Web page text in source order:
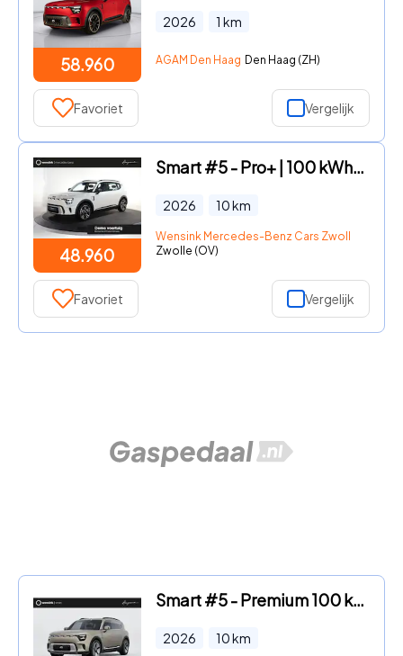
58.960
2026 1 km
AGAM Den Haag Den Haag (ZH)
Favoriet Vergelijk
48.960
Smart #5 - Pro+ | 100 kWh | Smart Pilot | Elektrische stoelen incl. Mem
2026 10km
Wensink Mercedes-Benz Cars Zwolle
Zwolle (OV)
Favoriet Vergelijk
Smart #5 - Premium 100 kWh | Warmtepomp | Sennheiser Audio | Head-Up Di
2026 10km